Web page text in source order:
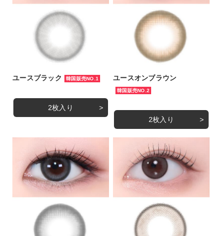
ユースブラック 韓国販売NO.1
2枚入り
ユースオンブラウン
韓国販売NO.2
2枚入り